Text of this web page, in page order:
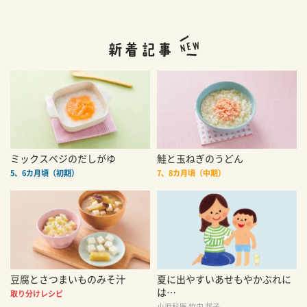
ミックスベジのだしがゆ
5、6カ月頃（初期）
鮭と玉ねぎのうどん
7、8カ月頃（中期）
豆腐とさつまいものみそ汁
取り分けレシピ
夏に出やすいあせもやかぶれに
は…